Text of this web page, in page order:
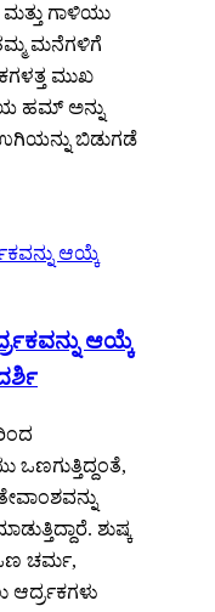
ಮತ್ತು ಗಾಳಿಯು
ಮನೆಗಳಿಗೆ
ಮುಖ
ಹಮ್ ಅನ್ನು
ಬಿಡುಗಡೆ
ಆಯ್ಕೆ
ಶುಷ್ಕ
ಒಣ ಚರ್ಮ,
ಆರ್ದ್ರಕಗಳು